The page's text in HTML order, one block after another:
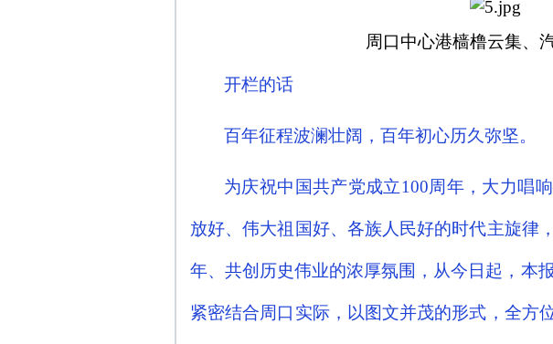
周口中心港樯橹云集、
开栏的话
百年征程波澜壮阔，百年初心历久弥坚。
为庆祝中国共产党成立100周年，大力唱
放好、伟大祖国好、各族人民好的时代主旋律
年、共创历史伟业的浓厚氛围，从今日起，本
紧密结合周口实际，以图文并茂的形式，全方